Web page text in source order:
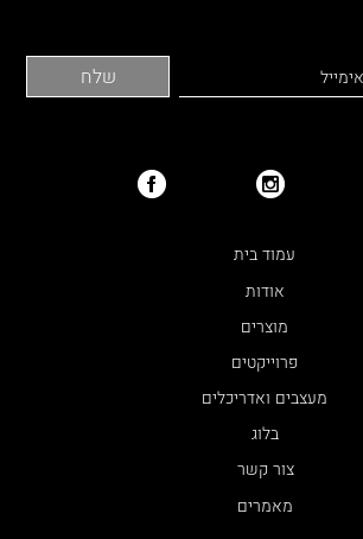
עמוד בית
אודות
מוצרים
פרוייקטים
מעצבים ואדריכלים
בלוג
צור קשר
מאמרים